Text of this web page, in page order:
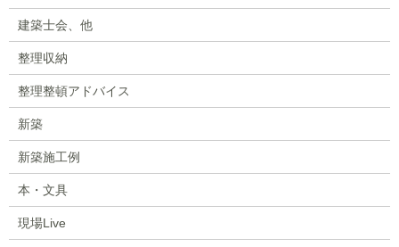
建築士会、他
整理収納
整理整頓アドバイス
新築
新築施工例
本・文具
現場Live